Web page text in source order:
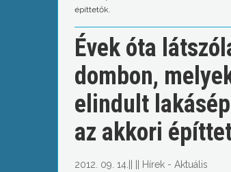
építtetők.
Évek óta
dombon,
elindult
az akkori
2012. 09. 14. Hírek - Aktuális